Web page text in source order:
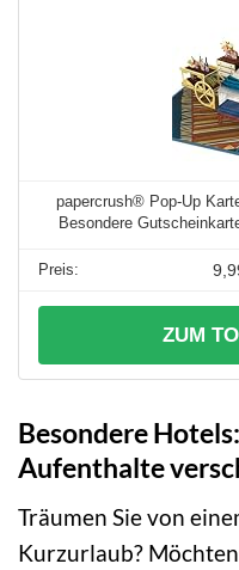
papercrush® Pop-Up
Besondere
ZUM
Besondere
Aufenthalte
Träumen Sie von
Kurzurlaub?